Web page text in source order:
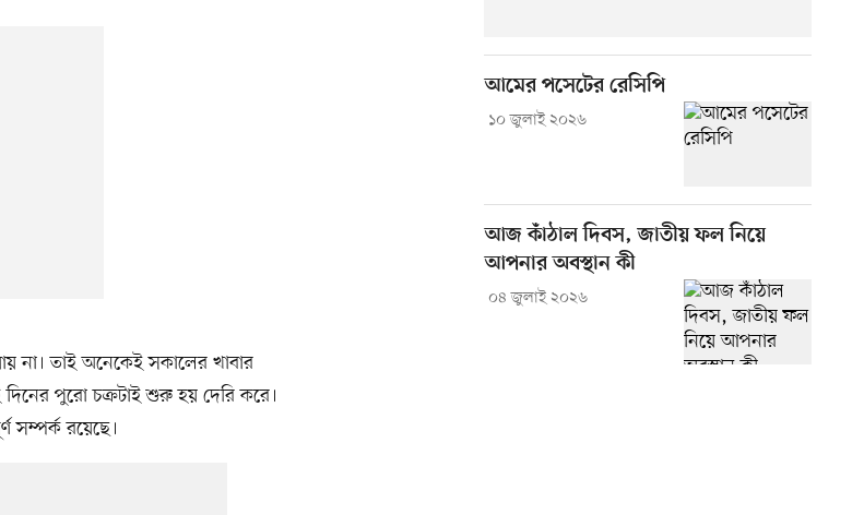
না। তাই অনেকেই সকালের খাবার
পুরো চক্রটাই শুরু হয় দেরি করে।
সম্পর্ক রয়েছে।
আমের পসেটের রেসিপি
১০ জুলাই ২০২৬
আজ কাঁঠাল দিবস, জাতীয় ফল নিয়ে
আপনার অবস্থান কী
০৪ জুলাই ২০২৬